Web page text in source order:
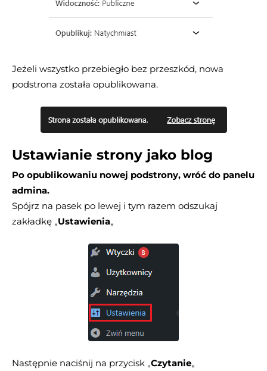
Jeżeli wszystko przebiegło bez przeszkód, nowa
podstrona została opublikowana.
Ustawianie strony jako blog
Po opublikowaniu nowej podstrony, wróć do panelu
admina.
Spójrz na pasek po lewej i tym razem odszukaj
zakładkę „Ustawienia„
Następnie naciśnij na przycisk „Czytanie„